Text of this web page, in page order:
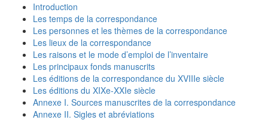
Introduction
Les temps de la correspondance
Les personnes et les thèmes de la correspondance
Les lieux de la correspondance
Les raisons et le mode d’emploi de l’inventaire
Les principaux fonds manuscrits
Les éditions de la correspondance du XVIIIe siècle
Les éditions du XIXe-XXIe siècle
Annexe I. Sources manuscrites de la correspondance
Annexe II. Sigles et abréviations